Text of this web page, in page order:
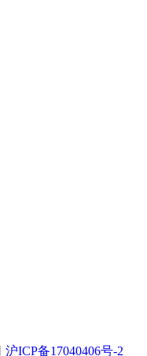
沪ICP备17040406号-2